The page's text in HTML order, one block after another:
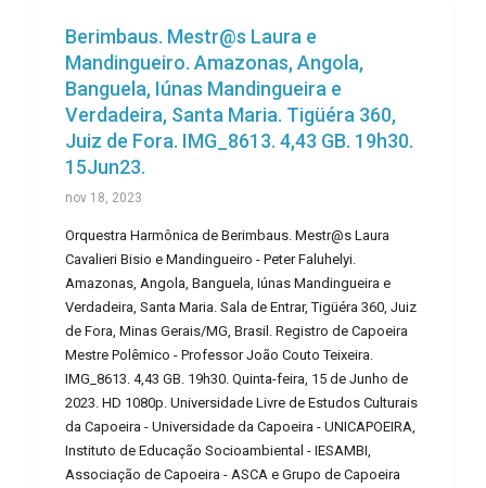
Berimbaus. Mestr@s Laura e
Mandingueiro. Amazonas, Angola,
Banguela, Iúnas Mandingueira e
Verdadeira, Santa Maria. Tigüéra 360,
Juiz de Fora. IMG_8613. 4,43 GB. 19h30.
15Jun23.
nov 18, 2023
Orquestra Harmônica de Berimbaus. Mestr@s Laura
Cavalieri Bisio e Mandingueiro - Peter Faluhelyi.
Amazonas, Angola, Banguela, Iúnas Mandingueira e
Verdadeira, Santa Maria. Sala de Entrar, Tigüéra 360, Juiz
de Fora, Minas Gerais/MG, Brasil. Registro de Capoeira
Mestre Polêmico - Professor João Couto Teixeira.
IMG_8613. 4,43 GB. 19h30. Quinta-feira, 15 de Junho de
2023. HD 1080p. Universidade Livre de Estudos Culturais
da Capoeira - Universidade da Capoeira - UNICAPOEIRA,
Instituto de Educação Socioambiental - IESAMBI,
Associação de Capoeira - ASCA e Grupo de Capoeira